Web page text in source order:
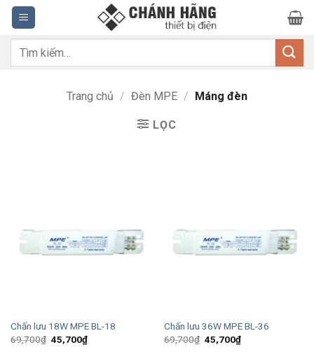
Bỏ
qua
nội
dung
Tìm
Trang chủ / Đèn MPE / Máng đèn
LỌC
Chấn lưu 18W MPE BL-18
69,700₫ Giá
gốc
45,700₫Giá
hiện
Chấn lưu 36W MPE BL-36
69,700₫ Giá
gốc
45,700₫Giá
hiện